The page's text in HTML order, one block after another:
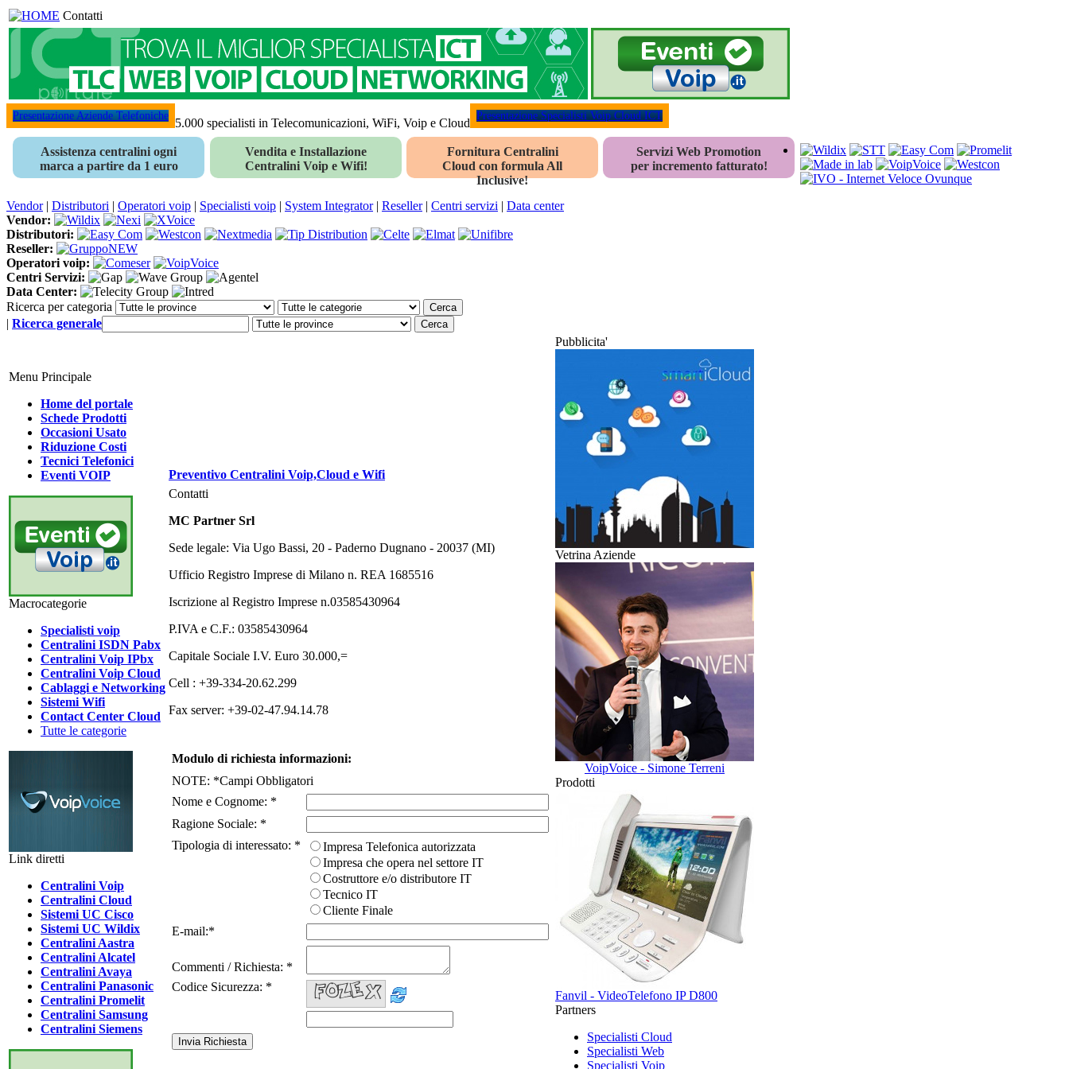
Contatti
Presentazione Aziende Telefoniche
5.000 specialisti in Telecomunicazioni, WiFi, Voip e Cloud
Presentazione Specialisti Voip Cloud ICT
Assistenza centralini ogni
marca a partire da 1 euro
Vendita e Installazione
Centralini Voip e Wifi!
Fornitura Centralini
Cloud con formula All
Inclusive!
Servizi Web Promotion
per incremento fatturato!
Vendor| Distributori | Operatori voip | Specialisti voip | System Integrator| Reseller| Centri servizi | Data center
Vendor:
Distributori:
Reseller:
Operatori voip:
Centri Servizi:
Data Center:
Ricerca per categoria
| Ricerca generale
Menu Principale
Home del portale
Schede Prodotti
Occasioni Usato
Riduzione Costi
Tecnici Telefonici
Eventi VOIP
Macrocategorie
Specialisti voip
Centralini ISDN Pabx
Centralini Voip IPbx
Centralini Voip Cloud
Cablaggi e Networking
Sistemi Wifi
Contact Center Cloud
Tutte le categorie
Link diretti
Centralini Voip
Centralini Cloud
Sistemi UC Cisco
Sistemi UC Wildix
Centralini Aastra
Centralini Alcatel
Centralini Avaya
Centralini Panasonic
Centralini Promelit
Centralini Samsung
Centralini Siemens
Preventivo Centralini Voip,Cloud e Wifi
Contatti
MC Partner Srl
Sede legale: Via Ugo Bassi, 20 - Paderno Dugnano - 20037 (MI)
Ufficio Registro Imprese di Milano n. REA 1685516
Iscrizione al Registro Imprese n.03585430964
P.IVA e C.F.: 03585430964
Capitale Sociale I.V. Euro 30.000,=
Cell : +39-334-20.62.299
Fax server: +39-02-47.94.14.78
Modulo di richiesta informazioni:
NOTE: *Campi Obbligatori
Nome e Cognome: *
Ragione Sociale: *
Tipologia di interessato: *
Impresa Telefonica autorizzata
Impresa che opera nel settore IT
Costruttore e/o distributore IT
Tecnico IT
Cliente Finale
E-mail:*
Commenti / Richiesta: *
Codice Sicurezza: *
Pubblicita'
Vetrina Aziende
VoipVoice - Simone Terreni
Prodotti
Fanvil - VideoTelefono IP D800
Partners
Specialisti Cloud
Specialisti Web
Specialisti Voip